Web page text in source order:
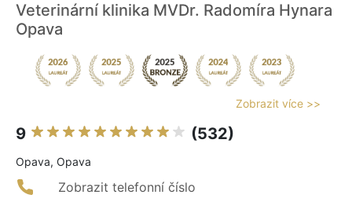
Veterinární klinika MVDr. Radomíra Hynara
Opava
Zobrazit více >>
9 (532)
Opava, Opava
Zobrazit telefonní číslo